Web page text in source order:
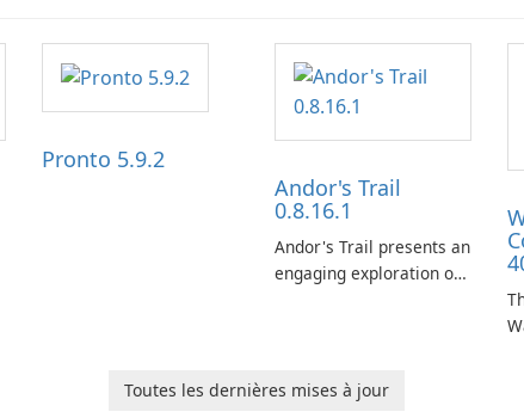
Pronto 5.9.2
Andor's Trail
0.8.16.1
Andor's Trail presents an
engaging exploration of
your brother, Andor,
through a quest-driven
Toutes les dernières mises à jour